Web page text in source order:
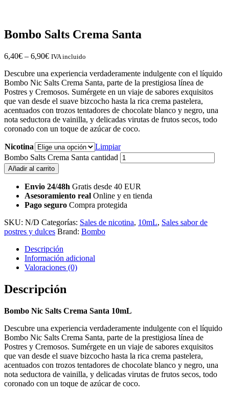
Bombo Salts Crema Santa
6,40€ – 6,90€ IVA incluido
Descubre una experiencia verdaderamente indulgente con el líquido
Bombo Nic Salts Crema Santa, parte de la prestigiosa línea de
Postres y Cremosos. Sumérgete en un viaje de sabores exquisitos
que van desde el suave bizcocho hasta la rica crema pastelera,
acentuados con trozos tentadores de chocolate blanco y negro, una
nota seductora de vainilla, y delicadas virutas de frutos secos, todo
coronado con un toque de azúcar de coco.
Nicotina
Limpiar
Bombo Salts Crema Santa cantidad
Añadir al carrito
Envio 24/48h Gratis desde 40 EUR
Asesoramiento real Online y en tienda
Pago seguro Compra protegida
SKU: N/D Categorías: Sales de nicotina, 10mL, Sales sabor de
postres y dulces Brand: Bombo
Descripción
Información adicional
Valoraciones (0)
Descripción
Bombo Nic Salts Crema Santa 10mL
Descubre una experiencia verdaderamente indulgente con el líquido
Bombo Nic Salts Crema Santa, parte de la prestigiosa línea de
Postres y Cremosos. Sumérgete en un viaje de sabores exquisitos
que van desde el suave bizcocho hasta la rica crema pastelera,
acentuados con trozos tentadores de chocolate blanco y negro, una
nota seductora de vainilla, y delicadas virutas de frutos secos, todo
coronado con un toque de azúcar de coco.